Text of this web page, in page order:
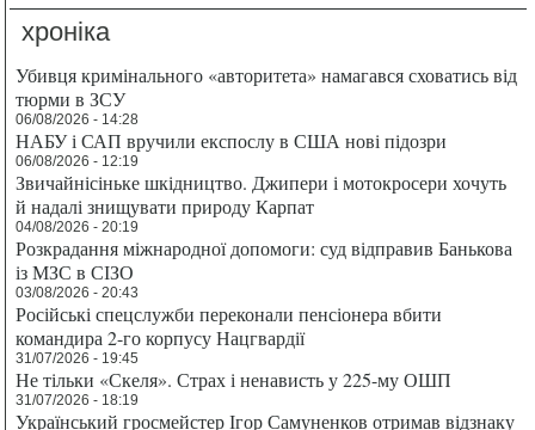
хроніка
Убивця кримінального «авторитета» намагався сховатись від
тюрми в ЗСУ
06/08/2026 - 14:28
НАБУ і САП вручили експослу в США нові підозри
06/08/2026 - 12:19
Звичайнісіньке шкідництво. Джипери і мотокросери хочуть
й надалі знищувати природу Карпат
04/08/2026 - 20:19
Розкрадання міжнародної допомоги: суд відправив Банькова
із МЗС в СІЗО
03/08/2026 - 20:43
Російські спецслужби переконали пенсіонера вбити
командира 2-го корпусу Нацгвардії
31/07/2026 - 19:45
Не тільки «Скеля». Страх і ненависть у 225-му ОШП
31/07/2026 - 18:19
Український гросмейстер Ігор Самуненков отримав відзнаку